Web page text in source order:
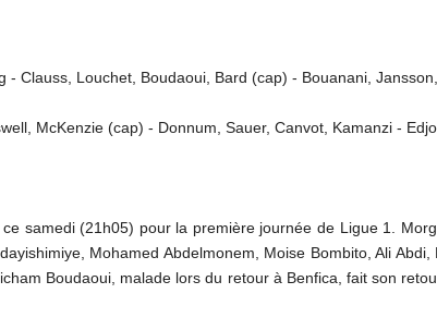
- Clauss, Louchet, Boudaoui, Bard (cap) - Bouanani,
McKenzie (cap) - Donnum, Sauer, Canvot, Kamanzi -
samedi (21h05) pour la première journée de Ligue 1.
Mohamed Abdelmonem, Moise Bombito, Ali
Boudaoui, malade lors du retour à Benfica, fait son